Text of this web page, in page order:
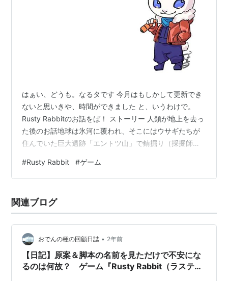
はぁい、どうも。なるタです 今月はもしかして更新でき
ないと思いきや、時間ができました と、いうわけで。
Rusty Rabbitのお話をば！ ストーリー 人類が地上を去っ
た後のお話地球は氷河に覆われ、そこにはウサギたちが
住んでいた巨大遺跡「エントツ山」で錆掘り（採掘師の
と名乗る錆掘りチームに出会い、深部へ挑む事になる 道
中、そこらかしこに点在していた記録端末から、別れて
の危機を暗示していたり、潜れば潜るほど、世界の真実
も明らかになっていく スタンプは遺跡の奥深くへと潜る
#Rusty Rabbit #ゲーム
関連ブログ
おでんの種の回顧日誌 • 2年前
【日記】原案＆脚本の名前を見ただけで不安にな
るのは何故？ ゲーム『Rusty Rabbit（ラステ